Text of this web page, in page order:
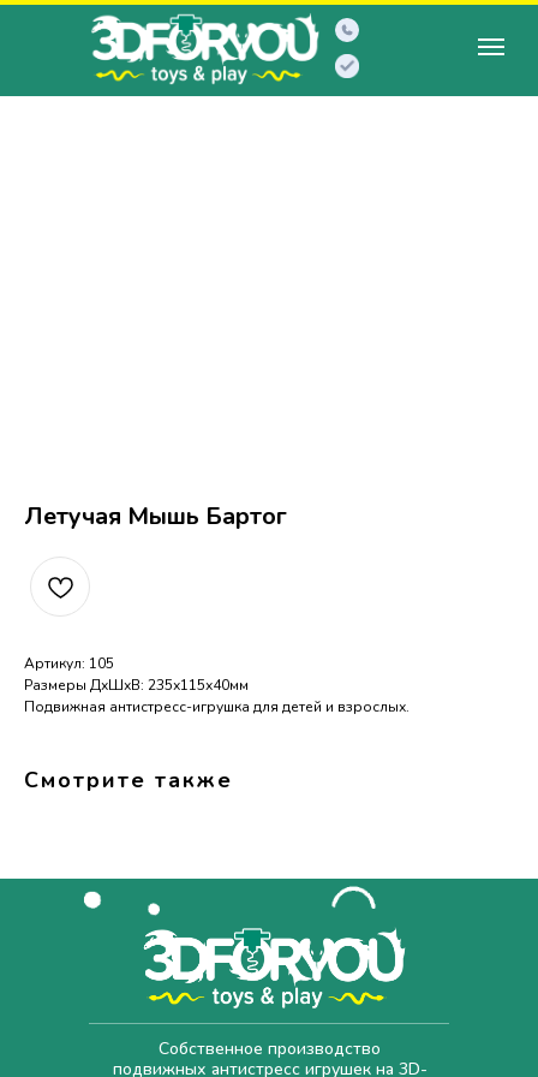
Летучая Мышь Бартог
Артикул: 105
Размеры ДхШхВ: 235х115х40мм
Подвижная антистресс-игрушка для детей и взрослых.
Смотрите также
Собственное производство
подвижных антистресс игрушек на 3D-